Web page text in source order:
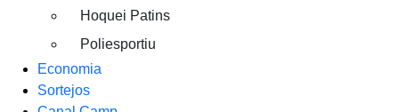
Hoquei Patins
Poliesportiu
Economia
Sortejos